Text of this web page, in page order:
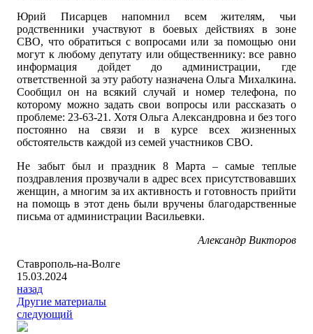
Юрий Писарцев напомнил всем жителям, чьи
родственники участвуют в боевых действиях в зоне
СВО, что обратиться с вопросами или за помощью они
могут к любому депутату или общественнику: все равно
информация дойдет до администрации, где
ответственной за эту работу назначена Ольга Михалкина.
Сообщил он на всякий случай и номер телефона, по
которому можно задать свои вопросы или рассказать о
проблеме: 23-63-21. Хотя Ольга Александровна и без того
постоянно на связи и в курсе всех жизненных
обстоятельств каждой из семей участников СВО.
Не забыт был и праздник 8 Марта – самые теплые
поздравления прозвучали в адрес всех присутствовавших
женщин, а многим за их активность и готовность прийти
на помощь в этот день были вручены благодарственные
письма от администрации Васильевки.
Александр Викторов
Ставрополь-на-Волге
15.03.2024
назад
Другие материалы
следующий